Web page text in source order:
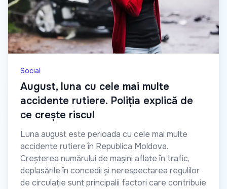
Social
August, luna cu cele mai multe
accidente rutiere. Poliția explică de
ce crește riscul
Luna august este perioada cu cele mai multe
accidente rutiere în Republica Moldova.
Creșterea numărului de mașini aflate în trafic,
deplasările în concedii și nerespectarea regulilor
de circulație sunt principalii factori care contribuie